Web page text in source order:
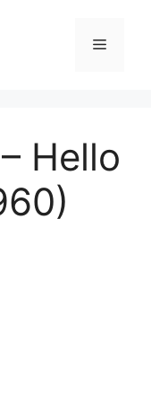
Menú
Hello